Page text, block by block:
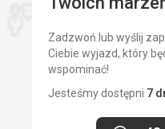
Zadzwoń lub wyślij
Ciebie wyjazd, który
wspominać!
Jesteśmy dostępni 7